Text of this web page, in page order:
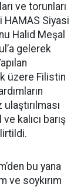
ve torunları
Siyasi
Halid Meşal
gelerek
üzere Filistin
kalıcı barış
bu yana
ve soykırım